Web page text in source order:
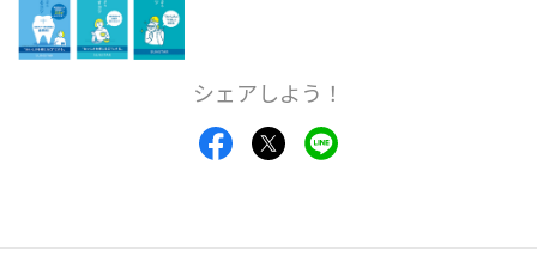
シェアしよう！